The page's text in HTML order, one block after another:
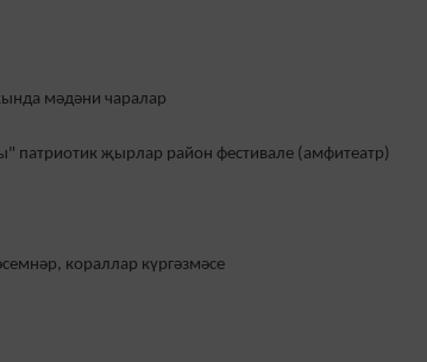
мәдәни чаралар
патриотик җырлар район фестивале (амфитеатр)
кораллар күргәзмәсе